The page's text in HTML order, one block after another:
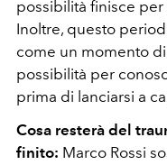
possibilità finisce
Inoltre, questo
come un momento
possibilità per
prima di lanciarsi a
Cosa resterà del
finito: Marco Rossi